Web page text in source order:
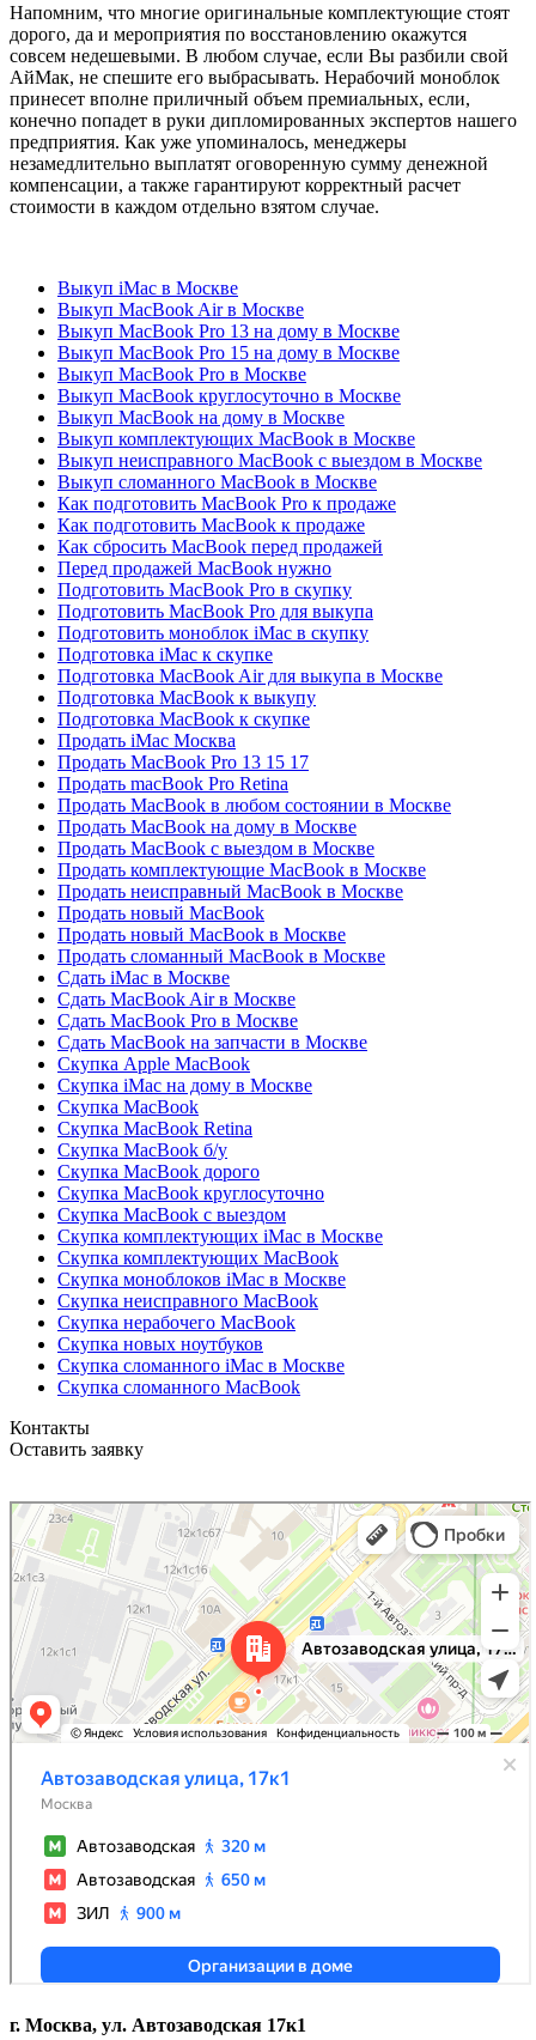
Напомним, что многие оригинальные комплектующие стоят
дорого, да и мероприятия по восстановлению окажутся
совсем недешевыми. В любом случае, если Вы разбили свой
АйМак, не спешите его выбрасывать. Нерабочий моноблок
принесет вполне приличный объем премиальных, если,
конечно попадет в руки дипломированных экспертов нашего
предприятия. Как уже упоминалось, менеджеры
незамедлительно выплатят оговоренную сумму денежной
компенсации, а также гарантируют корректный расчет
стоимости в каждом отдельно взятом случае.
Выкуп iMac в Москве
Выкуп MacBook Air в Москве
Выкуп MacBook Pro 13 на дому в Москве
Выкуп MacBook Pro 15 на дому в Москве
Выкуп MacBook Pro в Москве
Выкуп MacBook круглосуточно в Москве
Выкуп MacBook на дому в Москве
Выкуп комплектующих MacBook в Москве
Выкуп неисправного MacBook с выездом в Москве
Выкуп сломанного MacBook в Москве
Как подготовить MacBook Pro к продаже
Как подготовить MacBook к продаже
Как сбросить MacBook перед продажей
Перед продажей MacBook нужно
Подготовить MacBook Pro в скупку
Подготовить MacBook Pro для выкупа
Подготовить моноблок iMac в скупку
Подготовка iMac к скупке
Подготовка MacBook Air для выкупа в Москве
Подготовка MacBook к выкупу
Подготовка MacBook к скупке
Продать iMac Москва
Продать MacBook Pro 13 15 17
Продать macBook Pro Retina
Продать MacBook в любом состоянии в Москве
Продать MacBook на дому в Москве
Продать MacBook с выездом в Москве
Продать комплектующие MacBook в Москве
Продать неисправный MacBook в Москве
Продать новый MacBook
Продать новый MacBook в Москве
Продать сломанный MacBook в Москве
Сдать iMac в Москве
Сдать MacBook Air в Москве
Сдать MacBook Pro в Москве
Сдать MacBook на запчасти в Москве
Скупка Apple MacBook
Скупка iMac на дому в Москве
Скупка MacBook
Скупка MacBook Retina
Скупка MacBook б/у
Скупка MacBook дорого
Скупка MacBook круглосуточно
Скупка MacBook с выездом
Скупка комплектующих iMac в Москве
Скупка комплектующих MacBook
Скупка моноблоков iMac в Москве
Скупка неисправного MacBook
Скупка нерабочего MacBook
Скупка новых ноутбуков
Скупка сломанного iMac в Москве
Скупка сломанного MacBook
Контакты
Оставить заявку
г. Москва, ул. Автозаводская 17к1